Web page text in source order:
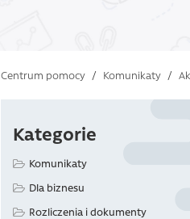
Centrum pomocy / Komunikaty /
Kategorie
Komunikaty
Dla biznesu
Rozliczenia i dokumenty